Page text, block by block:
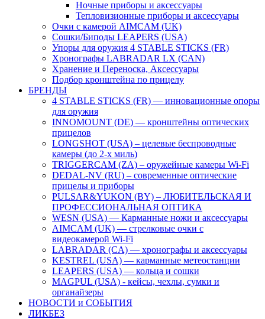
Ночные приборы и аксессуары
Тепловизионные приборы и аксессуары
Очки с камерой AIMCAM (UK)
Сошки/Биподы LEAPERS (USA)
Упоры для оружия 4 STABLE STICKS (FR)
Хронографы LABRADAR LX (CAN)
Хранение и Переноска, Аксессуары
Подбор кронштейна по прицелу
БРЕНДЫ
4 STABLE STICKS (FR) — инновационные опоры
для оружия
INNOMOUNT (DE) — кронштейны оптических
прицелов
LONGSHOT (USA) – целевые беспроводные
камеры (до 2-х миль)
TRIGGERCAM (ZA) – оружейные камеры Wi-Fi
DEDAL-NV (RU) – современные оптические
прицелы и приборы
PULSAR&YUKON (BY) – ЛЮБИТЕЛЬСКАЯ И
ПРОФЕССИОНАЛЬНАЯ ОПТИКА
WESN (USA) — Карманные ножи и аксессуары
AIMCAM (UK) — стрелковые очки с
видеокамерой Wi-Fi
LABRADAR (CA) — хронографы и аксессуары
KESTREL (USA) — карманные метеостанции
LEAPERS (USA) — кольца и сошки
MAGPUL (USA) - кейсы, чехлы, сумки и
органайзеры
НОВОСТИ и СОБЫТИЯ
ЛИКБЕЗ